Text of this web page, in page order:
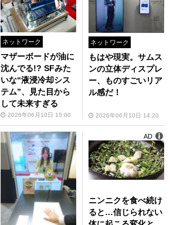
ネットワーク
マザーボードが油に
沈んでる!? SFみた
いな“液浸冷却シス
テム”、見た目から
して未来すぎる
2026年06月10日 15:00
ネットワーク
もはや現実。サムス
ンの立体ディスプレ
ー、ものすごいリア
ル感だ！
2026年06月10日 14:20
ニンニクを食べ続け
ると…信じられない
AD